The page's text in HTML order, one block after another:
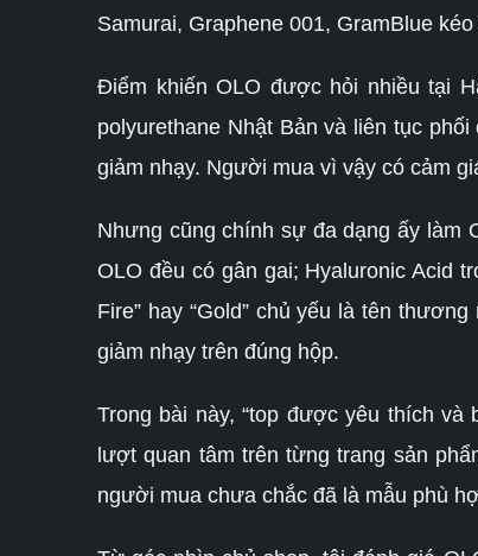
Samurai, Graphene 001, GramBlue
Điểm khiến OLO được hỏi nhiều tại
polyurethane Nhật Bản và liên tục
giảm nhạy. Người mua vì vậy có cảm
Nhưng cũng chính sự đa dạng ấy làm
OLO đều có gân gai; Hyaluronic Acid
Fire” hay “Gold” chủ yếu là tên
giảm nhạy trên đúng hộp.
Trong bài này, “top được yêu thích và
lượt quan tâm trên từng trang sản
người mua chưa chắc đã là mẫu phù